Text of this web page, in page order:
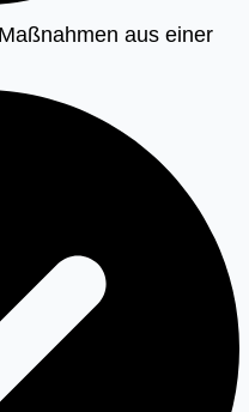
aus einer